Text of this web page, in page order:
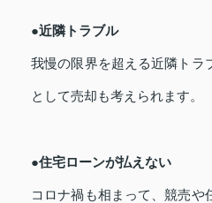
●近隣トラブル
我慢の限界を超える近隣トラ
として売却も考えられます。
●住宅ローンが払えない
コロナ禍も相まって、競売や